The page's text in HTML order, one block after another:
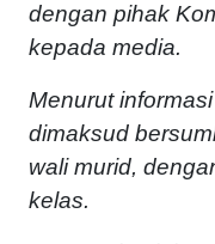
dengan pihak
kepada media.
Menurut
dimaksud
wali murid,
kelas.